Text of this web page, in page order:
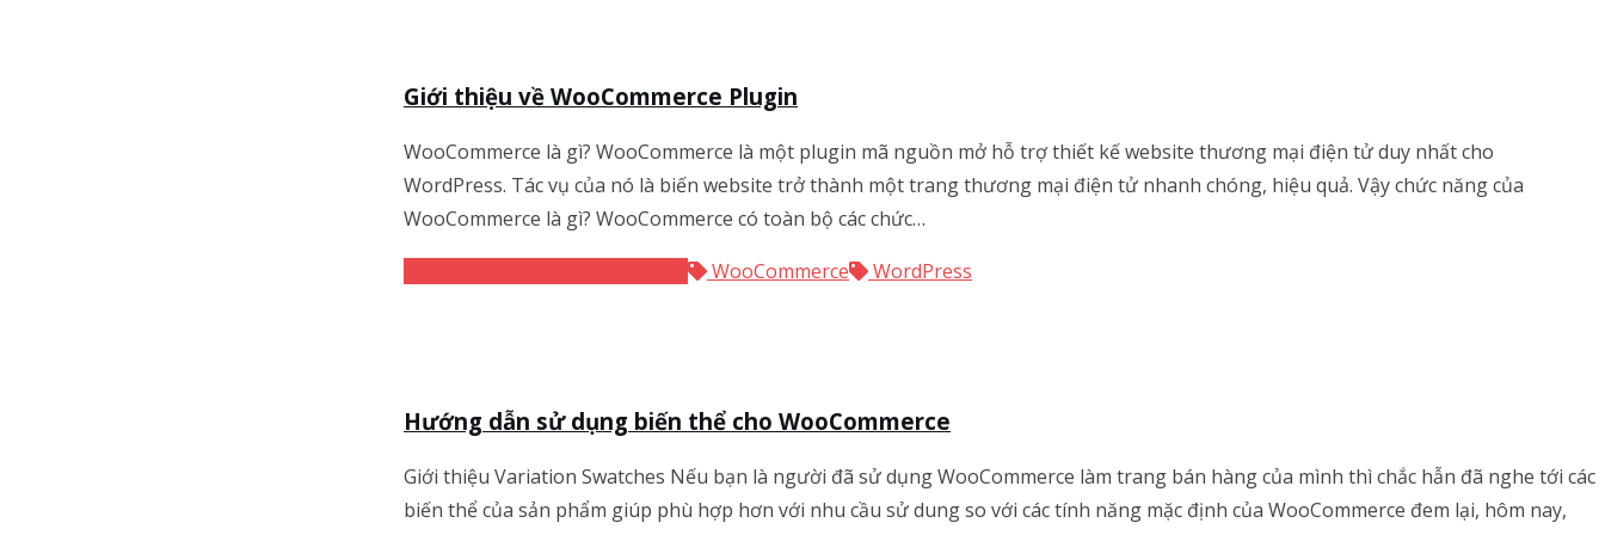
Giới thiệu về WooCommerce Plugin
WooCommerce là gì? WooCommerce là một plugin mã nguồn mở hỗ trợ thiết kế website thương mại điện tử duy nhất cho
WordPress. Tác vụ của nó là biến website trở thành một trang thương mại điện tử nhanh chóng, hiệu quả. Vậy chức năng của
WooCommerce là gì? WooCommerce có toàn bộ các chức…
WooCommerce WordPress
Hướng dẫn sử dụng biến thể cho WooCommerce
Giới thiệu Variation Swatches Nếu bạn là người đã sử dụng WooCommerce làm trang bán hàng của mình thì chắc hẫn đã nghe tới các
biến thể của sản phẩm giúp phù hợp hơn với nhu cầu sử dung so với các tính năng mặc định của WooCommerce đem lại, hôm nay,